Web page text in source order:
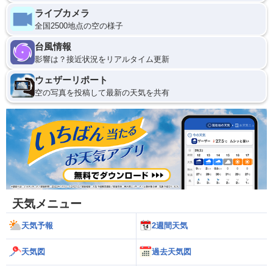
ライブカメラ
全国2500地点の空の様子
台風情報
影響は？接近状況をリアルタイム更新
ウェザーリポート
空の写真を投稿して最新の天気を共有
天気メニュー
天気予報 2週間天気
天気図 過去天気図